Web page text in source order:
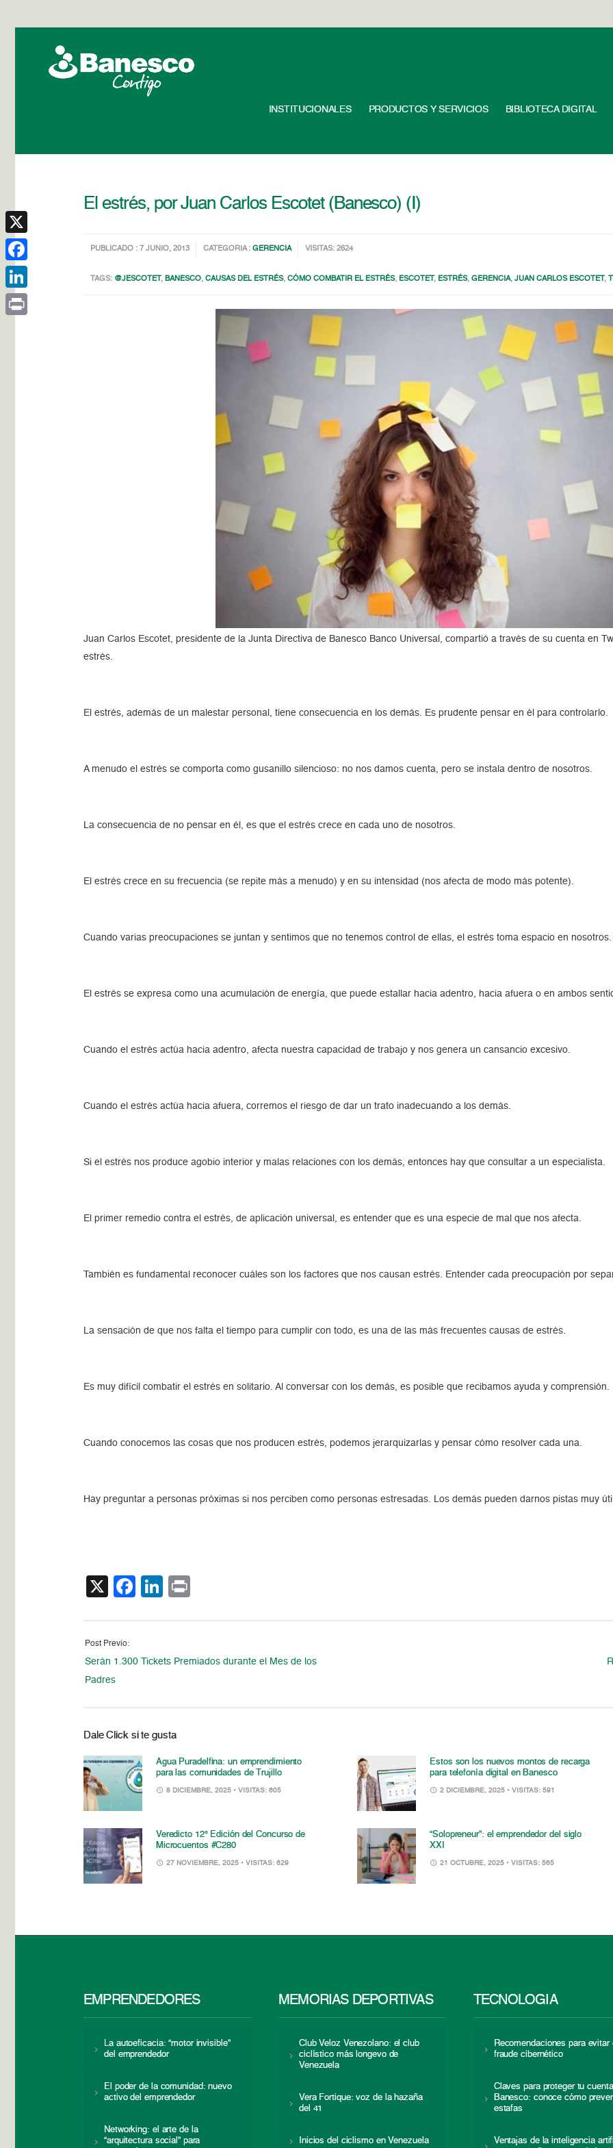
INSTITUCIONALES PRODUCTOS Y SERVICIOS BIBLIOTECA DIGITAL
El estrés, por Juan Carlos Escotet (Banesco) (I)
PUBLICADO : 7 JUNIO, 2013 CATEGORIA :GERENCIA VISITAS: 2624
TAGS: @JESCOTET , BANESCO,CAUSAS DEL ESTRÉS,CÓMO COMBATIR EL ESTRÉS, ESCOTET , ESTRÉS,GERENCIA,JUAN CARLOS ESCOTET ,
Juan Carlos Escotet, presidente de la Junta Directiva de Banesco Banco Universal, compartió a través de su cuenta en
estrés.
El estrés, además de un malestar personal, tiene consecuencia en los demás. Es prudente pensar en él para controlarlo.
A menudo el estrés se comporta como gusanillo silencioso: no nos damos cuenta, pero se instala dentro de nosotros.
La consecuencia de no pensar en él, es que el estrés crece en cada uno de nosotros.
El estrés crece en su frecuencia (se repite más a menudo) y en su intensidad (nos afecta de modo más potente).
Cuando varias preocupaciones se juntan y sentimos que no tenemos control de ellas, el estrés toma espacio en nosotros.
El estrés se expresa como una acumulación de energía, que puede estallar hacia adentro, hacia afuera o en ambos
Cuando el estrés actúa hacia adentro, afecta nuestra capacidad de trabajo y nos genera un cansancio excesivo.
Cuando el estrés actúa hacia afuera, corremos el riesgo de dar un trato inadecuando a los demás.
Si el estrés nos produce agobio interior y malas relaciones con los demás, entonces hay que consultar a un especialista.
El primer remedio contra el estrés, de aplicación universal, es entender que es una especie de mal que nos afecta.
También es fundamental reconocer cuáles son los factores que nos causan estrés. Entender cada preocupación por
La sensación de que nos falta el tiempo para cumplir con todo, es una de las más frecuentes causas de estrés.
Es muy difícil combatir el estrés en solitario. Al conversar con los demás, es posible que recibamos ayuda y comprensión.
Cuando conocemos las cosas que nos producen estrés, podemos jerarquizarlas y pensar cómo resolver cada una.
Hay preguntar a personas próximas si nos perciben como personas estresadas. Los demás pueden darnos pistas muy
X Facebook
LinkedIn
Post Previo:
Serán 1.300 Tickets Premiados durante el Mes de los
Padres
Dale Click si te gusta
Agua Puradelfina: un emprendimiento
para las comunidades de Trujillo
8 DICIEMBRE, 2025 • VISITAS: 605
Estos son los nuevos montos de recarga
para telefonía digital en Banesco
2 DICIEMBRE, 2025 • VISITAS: 591
Veredicto 12° Edición del Concurso de
Microcuentos #C280
27 NOVIEMBRE, 2025 • VISITAS: 629
“Solopreneur”: el emprendedor del siglo
XXI
21 OCTUBRE, 2025 • VISITAS: 565
EMPRENDEDORES
La autoeficacia: “motor invisible”
del emprendedor
El poder de la comunidad: nuevo
activo del emprendedor
Networking: el arte de la
“arquitectura social” para
MEMORIAS DEPORTIVAS
Club Veloz Venezolano: el club
ciclístico más longevo de
Venezuela
Vera Fortique: voz de la hazaña
del 41
Inicios del ciclismo en Venezuela
TECNOLOGÍA
Recomendaciones para evitar
fraude cibernético
Claves para proteger tu cuenta
Banesco: conoce cómo
estafas
Ventajas de la inteligencia
X
Facebook
LinkedIn